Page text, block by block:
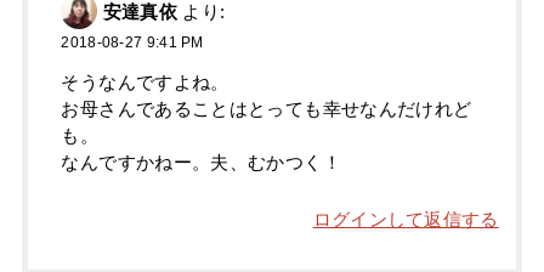
安達真依 より:
2018-08-27 9:41 PM
そうなんですよね。
お母さんであることはとっても幸せなんだけれど
も。
なんですかねー。夫、むかつく！
ログインして返信する